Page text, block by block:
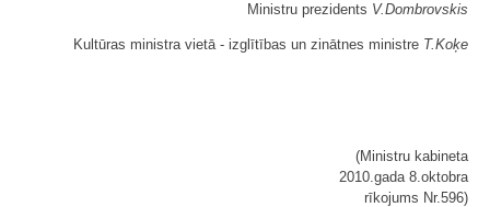
Ministru prezidents V.Dombrovskis
Kultūras ministra vietā - izglītības un zinātnes ministre T.Koķe
(Ministru kabineta
2010.gada 8.oktobra
rīkojums Nr.596)